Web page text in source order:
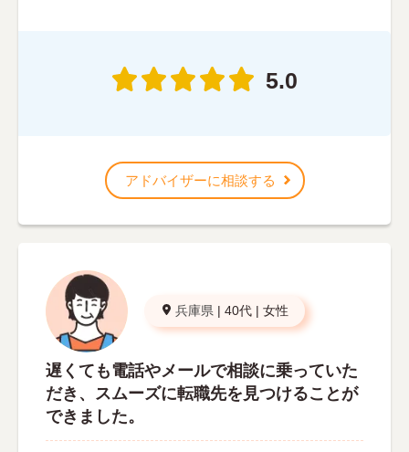
5.0
アドバイザーに相談する
兵庫県 | 40代 | 女性
遅くても電話やメールで相談に乗っていた
だき、スムーズに転職先を見つけることが
できました。